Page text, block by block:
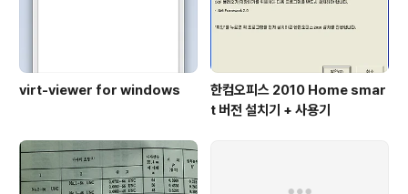
virt-viewer for windows
한컴오피스 2010 Home smar
t 버전 설치기 + 사용기